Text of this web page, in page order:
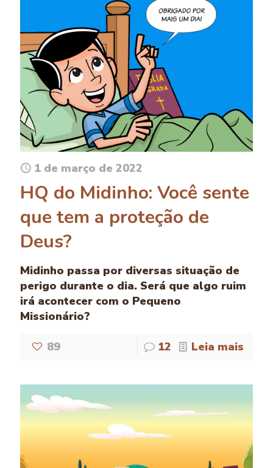
1 de março de 2022
HQ do Midinho: Você sente
que tem a proteção de
Deus?
Midinho passa por diversas situação de
perigo durante o dia. Será que algo ruim
irá acontecer com o Pequeno
Missionário?
89 12 Leia mais